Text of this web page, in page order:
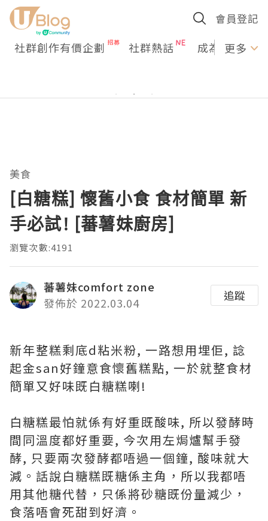
會員登記
社群創作有價企劃 社群熱話 成為U更多
美食
[白糖糕] 懷舊小食 食材簡單 新
手必試! [蕃薯妹廚房]
瀏覽次數:4191
蕃薯妹comfort zone
發佈於 2022.03.04
追蹤
新年整糕剩底d粘米粉, 一路想用埋佢, 諗
起金san好鐘意食懷舊糕點, 一於就整食材
簡單又好味既白糖糕喇!
白糖糕最怕就係有好重既酸味, 所以發酵時
間同溫度都好重要, 今次用左焗爐幫手發
酵, 只要兩次發酵都唔過一個鐘, 酸味就大
減。話說白糖糕既糖係主角，所以我都唔
用其他糖代替，只係將砂糖既份量減少，
食落唔會死甜到好濟。